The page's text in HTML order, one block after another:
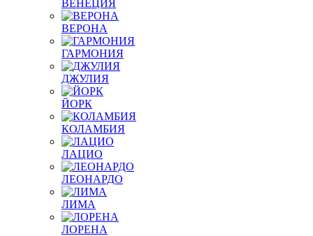
ВЕНЕЦИЯ
ВЕРОНА
ГАРМОНИЯ
ДЖУЛИЯ
ЙОРК
КОЛАМБИЯ
ЛАЦИО
ЛЕОНАРДО
ЛИМА
ЛОРЕНА